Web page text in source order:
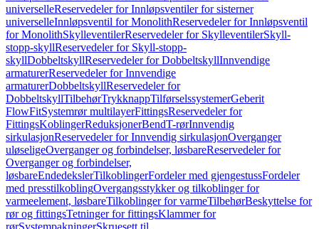
universelleReservedeler for Innløpsventiler for sisterner
universelleInnløpsventil for MonolithReservedeler for Innløpsventil
for MonolithSkylleventilerReservedeler for SkylleventilerSkyll-
stopp-skyllReservedeler for Skyll-stopp-
skyllDobbeltskyllReservedeler for DobbeltskyllInnvendige
armaturerReservedeler for Innvendige
armaturerDobbeltskyllReservedeler for
DobbeltskyllTilbehørTrykknappTilførselssystemerGeberit
FlowFitSystemrør multilayerFittingsReservedeler for
FittingsKoblingerReduksjonerBendT-rørInnvendig
sirkulasjonReservedeler for Innvendig sirkulasjonOverganger
uløseligeOverganger og forbindelser, løsbareReservedeler for
Overganger og forbindelser,
løsbareEndedekslerTilkoblingerFordeler med gjengestussFordeler
med presstilkoblingOvergangsstykker og tilkoblinger for
varmeelement, løsbareTilkoblinger for varmeTilbehørBeskyttelse for
rør og fittingsTetninger for fittingsKlammer for
rørSystempakningerSkruesett til